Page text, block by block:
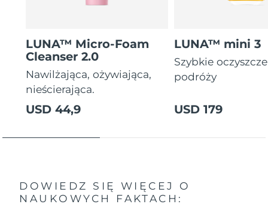
LUNA™ Micro-Foam
Cleanser 2.0
Nawilżająca, ożywiająca,
nieścierająca.
USD 44,9
LUNA™ mini 3
Szybkie
podróży
USD 179
DOWIEDZ SIĘ WIĘCEJ O
NAUKOWYCH FAKTACH: